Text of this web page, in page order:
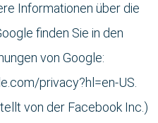
Informationen über die
finden Sie in den
von Google:
privacy?hl=en-US.
von der Facebook Inc.)